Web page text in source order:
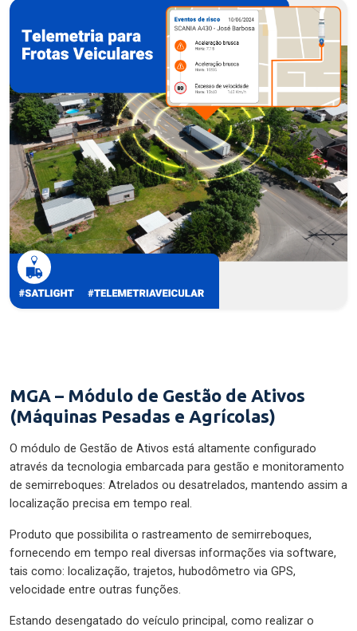
MGA – Módulo de Gestão de Ativos
(Máquinas Pesadas e Agrícolas)
O módulo de Gestão de Ativos está altamente configurado
através da tecnologia embarcada para gestão e monitoramento
de semirreboques: Atrelados ou desatrelados, mantendo assim a
localização precisa em tempo real.
Produto que possibilita o rastreamento de semirreboques,
fornecendo em tempo real diversas informações via software,
tais como: localização, trajetos, hubodômetro via GPS,
velocidade entre outras funções.
Estando desengatado do veículo principal, como realizar o